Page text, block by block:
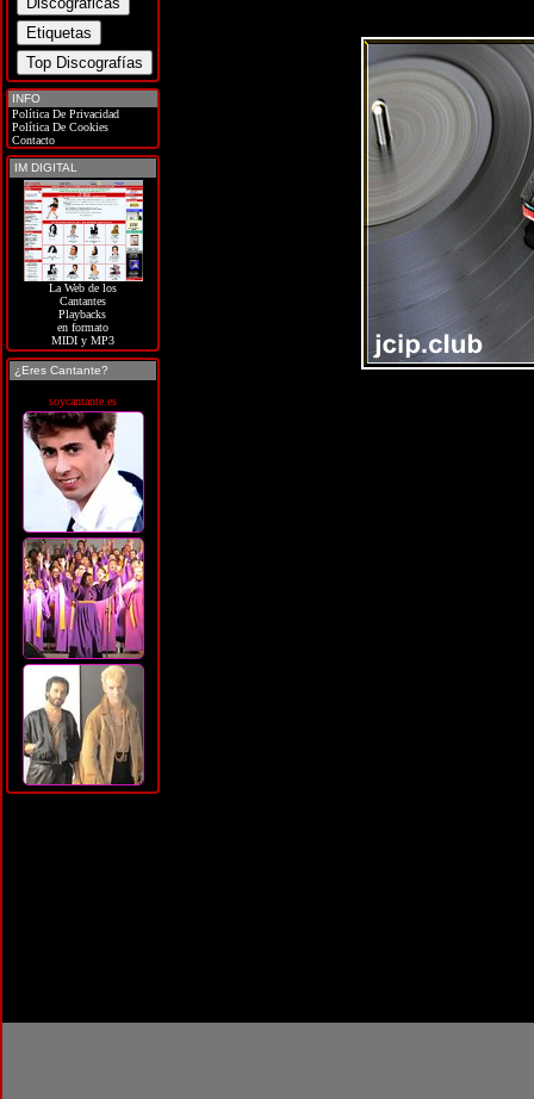
INFO
Política De Privacidad
Política De Cookies
Contacto
IM DIGITAL
La Web de los
Cantantes
Playbacks
en formato
MIDI y MP3
¿Eres Cantante?
soycantante.es